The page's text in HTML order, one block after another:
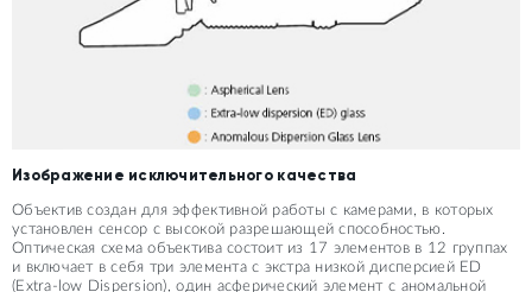
Изображение исключительного качества
Объектив создан для эффективной работы с камерами, в которых
установлен сенсор с высокой разрешающей способностью.
Оптическая схема объектива состоит из 17 элементов в 12 группах
и включает в себя три элемента с экстра низкой дисперсией ED
(Extra-low Dispersion), один асферический элемент с аномальной